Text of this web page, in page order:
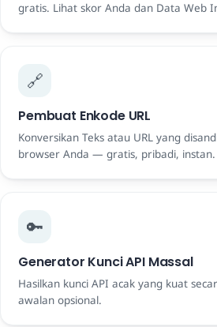
gratis. Lihat skor Anda dan Data Web
🔗
Pembuat Enkode URL
Konversikan Teks atau URL yang
browser Anda — gratis, pribadi, instan.
🔑
Generator Kunci API Massal
Hasilkan kunci API acak yang kuat
awalan opsional.